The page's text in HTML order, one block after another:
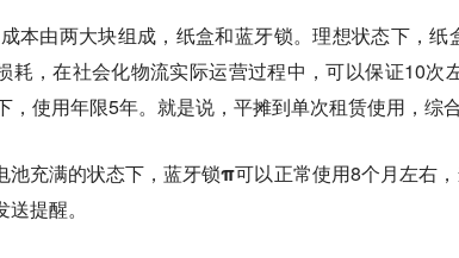
本由两大块组成，纸盒和蓝牙锁。理想状态下，
耗，在社会化物流实际运营过程中，可以保证10次
，使用年限5年。就是说，平摊到单次租赁使用，综
池充满的状态下，蓝牙锁π可以正常使用8个月左右
提醒。